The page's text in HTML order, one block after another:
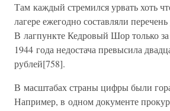
Там каждый стремился урвать хоть
лагере ежегодно составляли
В лагпункте Кедровый Шор только
1944 года недостача превысила
рублей[758].
В масштабах страны цифры были
Например, в одном документе